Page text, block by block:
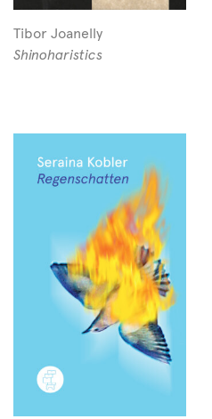
Tibor Joanelly
Shinoharistics